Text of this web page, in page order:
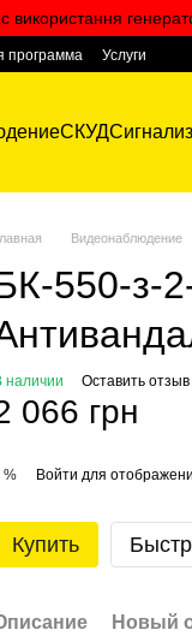
программа
Услуги
СКУД
Видеонаблюдение
550-з-
наличии Оставить отзыв
066 грн
% Войти для
Купить
Новый